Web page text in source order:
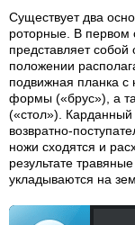
Существует два
роторные. В первом
представляет
положении
подвижная планка с
формы («брус»), а
(«стол»). Карданный
возвратно-
ножи сходятся и
результате
укладываются на